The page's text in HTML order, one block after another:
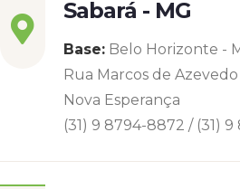
Sabará - MG
Base: Belo Horizonte -
Rua Marcos de Azevedo
Nova Esperança
(31) 9 8794-8872 / (31)